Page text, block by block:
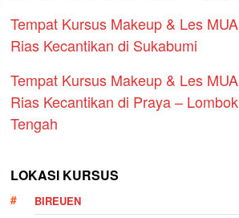
Tempat Kursus Makeup & Les MUA
Rias Kecantikan di Sukabumi
Tempat Kursus Makeup & Les MUA
Rias Kecantikan di Praya – Lombok
Tengah
LOKASI KURSUS
BIREUEN